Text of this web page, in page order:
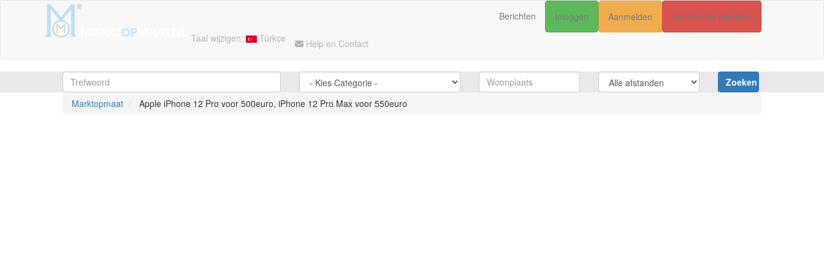
Taal wijzigen: Türkçe Help en Contact
Berichten Inloggen Aanmelden Advertentie plaatsen
Zoeken
Marktopmaat
Apple iPhone 12 Pro voor 500euro, iPhone 12 Pro Max voor 550euro